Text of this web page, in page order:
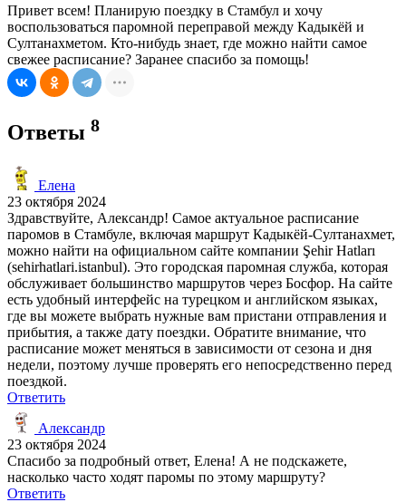
Привет всем! Планирую поездку в Стамбул и хочу
воспользоваться паромной переправой между Кадыкёй и
Султанахметом. Кто-нибудь знает, где можно найти самое
свежее расписание? Заранее спасибо за помощь!
Ответы 8
Елена
23 октября 2024
Здравствуйте, Александр! Самое актуальное расписание
паромов в Стамбуле, включая маршрут Кадыкёй-Султанахмет,
можно найти на официальном сайте компании Şehir Hatları
(sehirhatlari.istanbul). Это городская паромная служба, которая
обслуживает большинство маршрутов через Босфор. На сайте
есть удобный интерфейс на турецком и английском языках,
где вы можете выбрать нужные вам пристани отправления и
прибытия, а также дату поездки. Обратите внимание, что
расписание может меняться в зависимости от сезона и дня
недели, поэтому лучше проверять его непосредственно перед
поездкой.
Ответить
Александр
23 октября 2024
Спасибо за подробный ответ, Елена! А не подскажете,
насколько часто ходят паромы по этому маршруту?
Ответить